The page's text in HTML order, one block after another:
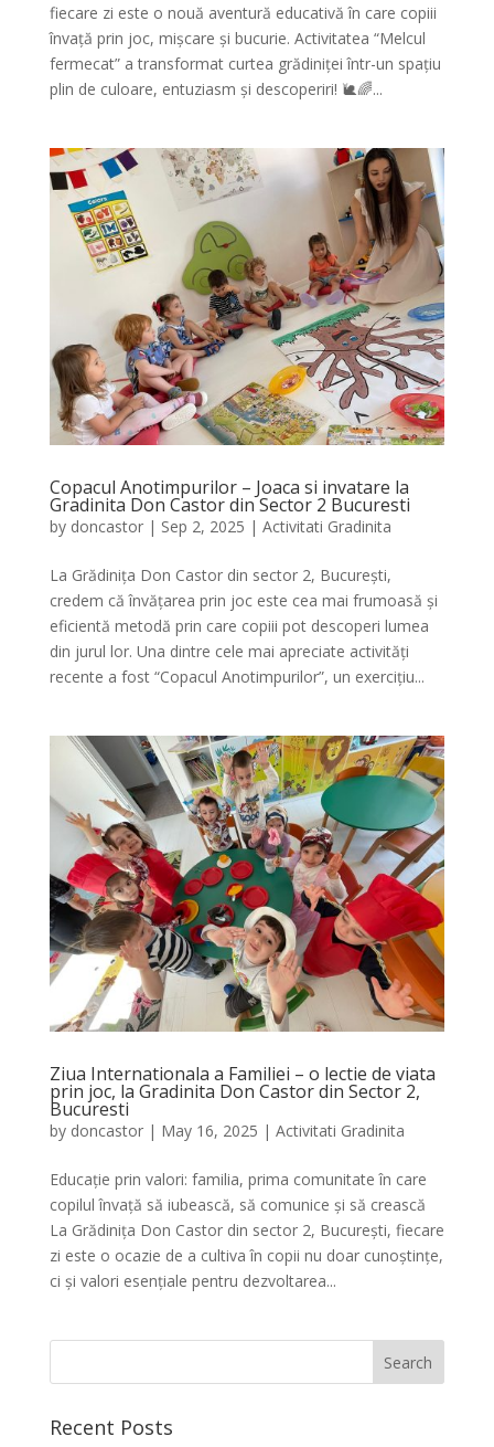
fiecare zi este o nouă aventură educativă în care copiii
învață prin joc, mișcare și bucurie. Activitatea “Melcul
fermecat” a transformat curtea grădiniței într-un spațiu
plin de culoare, entuziasm și descoperiri! 🐌🌈...
Copacul Anotimpurilor – Joaca si invatare la
Gradinita Don Castor din Sector 2 Bucuresti
by doncastor| Sep 2, 2025 | Activitati Gradinita
La Grădinița Don Castor din sector 2, București,
credem că învățarea prin joc este cea mai frumoasă și
eficientă metodă prin care copiii pot descoperi lumea
din jurul lor. Una dintre cele mai apreciate activități
recente a fost “Copacul Anotimpurilor”, un exercițiu...
Ziua Internationala a Familiei – o lectie de viata
prin joc, la Gradinita Don Castor din Sector 2,
Bucuresti
by doncastor| May 16, 2025 | Activitati Gradinita
Educație prin valori: familia, prima comunitate în care
copilul învață să iubească, să comunice și să crească
La Grădinița Don Castor din sector 2, București, fiecare
zi este o ocazie de a cultiva în copii nu doar cunoștințe,
ci și valori esențiale pentru dezvoltarea...
Recent Posts